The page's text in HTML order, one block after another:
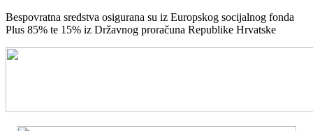
Bespovratna sredstva osigurana su iz Europskog socijalnog fonda
Plus 85% te 15% iz Državnog proračuna Republike Hrvatske